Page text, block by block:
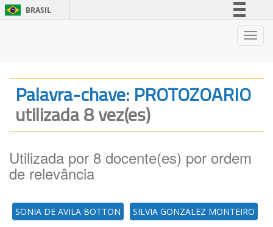
BRASIL
Legislação
Palavra-chave: PROTOZOARIO
utilizada 8 vez(es)
Utilizada por 8 docente(es) por ordem
de relevância
SONIA DE AVILA BOTTON SILVIA GONZALEZ MONTEIRO